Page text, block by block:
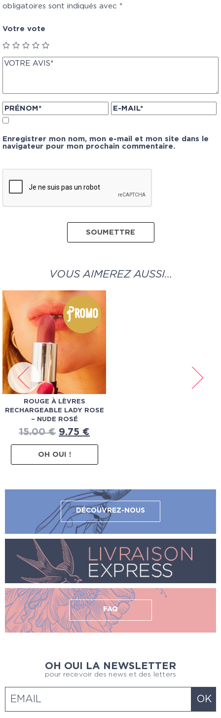
obligatoires sont indiqués avec *
Votre vote
Enregistrer mon nom, mon e-mail et mon site dans le
navigateur pour mon prochain commentaire.
VOUS AIMEREZ AUSSI…
Promo
ROUGE À LÈVRES
RECHARGEABLE LADY ROSE
– NUDE ROSÉ
15.00€ 9.75 €
OH OUI !
DÉCOUVREZ-NOUS
FAQ
OH OUI LA NEWSLETTER
pour recevoir des news et des letters